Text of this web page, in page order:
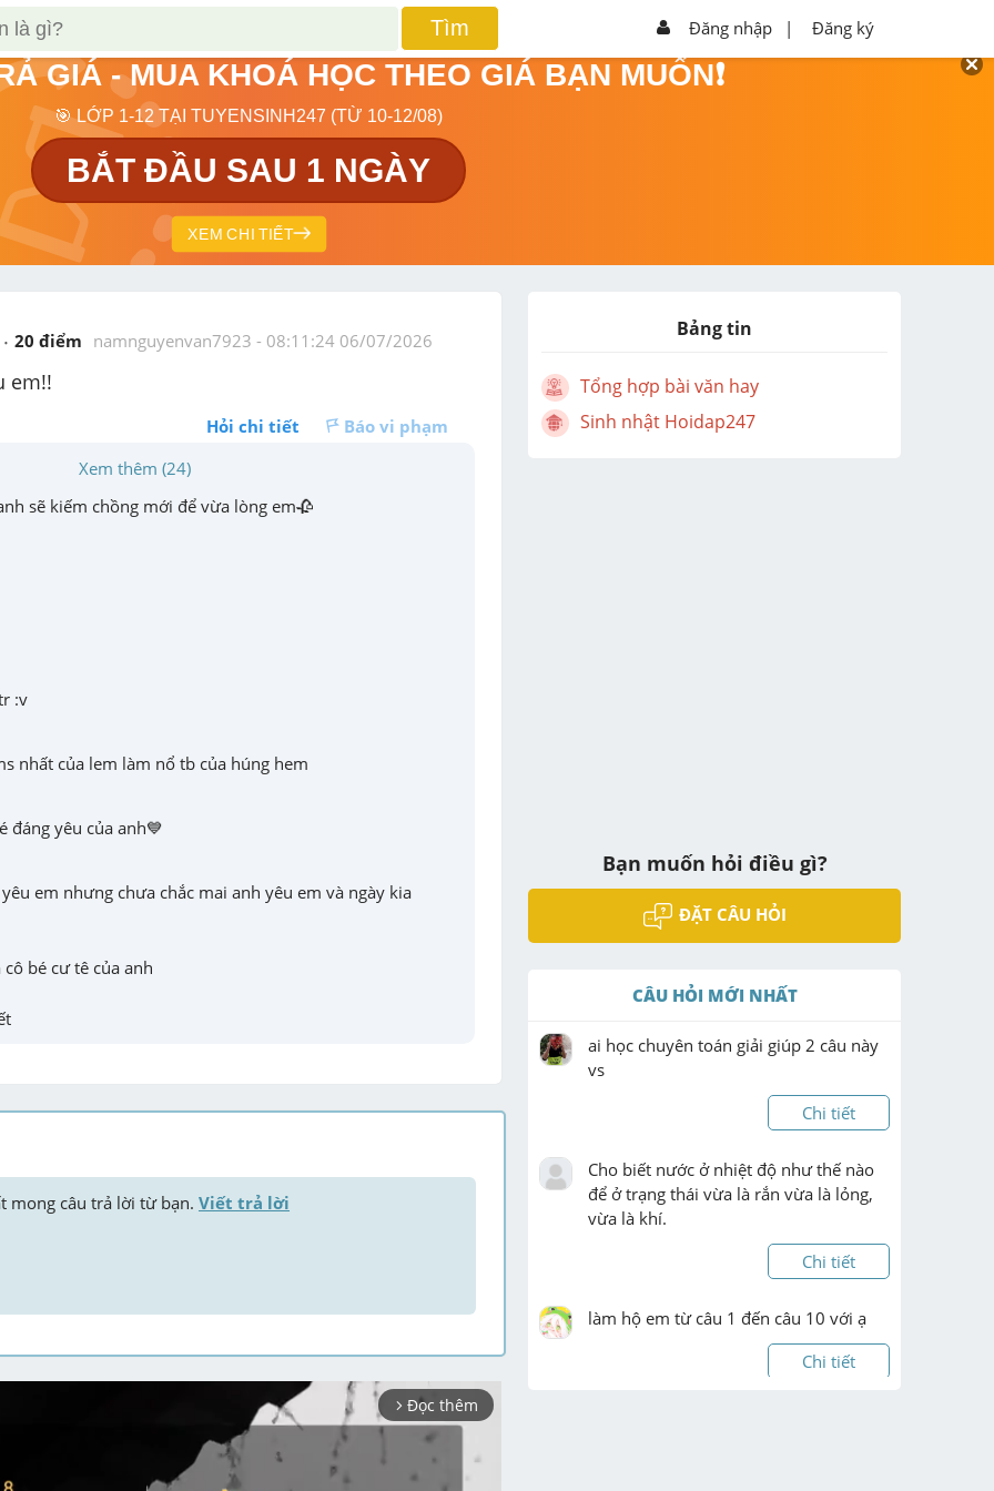
Tìm Đăng nhập | Đăng ký
GIÁ - MUA KHOÁ HỌC THEO GIÁ BẠN MUỐN❗
🎯 LỚP 1-12 TẠI TUYENSINH247 (TỪ 10-12/08)
BẮT ĐẦU SAU 1 NGÀY
XEM CHI TIẾT
20 điểm namnguyenvan7923 - 08:11:24 06/07/2026
em!!
Hỏi chi tiết
Báo vi phạm
Xem thêm (24)
sẽ kiếm chồng mới để vừa lòng em🥀
:v
nhất của lem làm nổ tb của húng hem
đáng yêu của anh💙
em nhưng chưa chắc mai anh yêu em và ngày kia
bé cư tê của anh
mong câu trả lời từ bạn. Viết trả lời
arrow_forward_ios Đọc thêm
Bảng tin
Tổng hợp bài văn hay
Sinh nhật Hoidap247
Bạn muốn hỏi điều gì?
ĐẶT CÂU HỎI
CÂU HỎI MỚI NHẤT
ai học chuyên toán giải giúp 2 câu này
vs
Chi tiết
Cho biết nước ở nhiệt độ như thế nào
để ở trạng thái vừa là rắn vừa là lỏng,
vừa là khí.
Chi tiết
làm hộ em từ câu 1 đến câu 10 với ạ
Chi tiết